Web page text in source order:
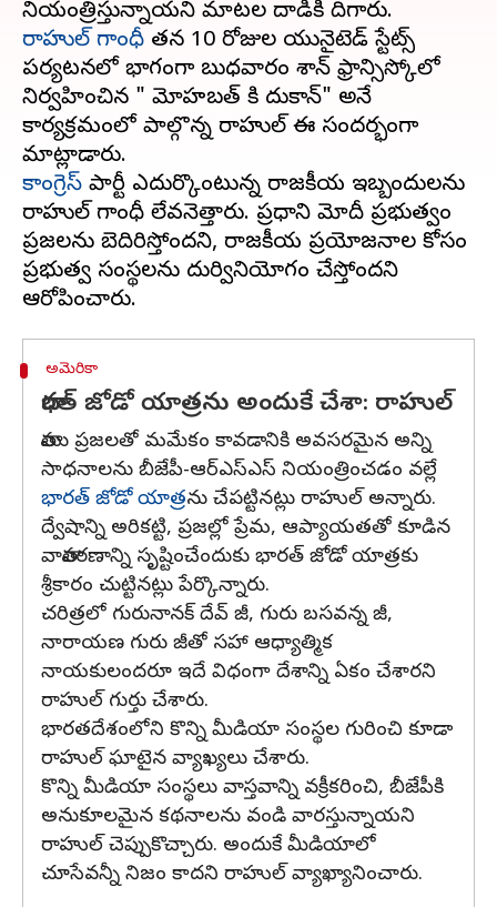
రాహుల్ గాంధీ తన 10 రోజుల యునైటెడ్ స్టేట్స్
పర్యటనలో భాగంగా బుధవారం శాన్ ఫ్రాన్సిస్కోలో
నిర్వహించిన " మోహబత్ కి దుకాన్" అనే
కార్యక్రమంలో పాల్గొన్న రాహుల్ ఈ సందర్భంగా
కాంగ్రెస్ పార్టీ ఎదుర్కొంటున్న రాజకీయ ఇబ్బందులను
రాహుల్ గాంధీ లేవనెత్తారు. ప్రధాని మోదీ ప్రభుత్వం
ప్రజలను బెదిరిస్తోందని, రాజకీయ ప్రయోజనాల కోసం
ప్రభుత్వ సంస్థలను దుర్వినియోగం చేస్తోందని
అమెరికా
భారత్‌ జోడో యాత్రను అందుకే చేశా: రాహుల్
తాము ప్రజలతో మమేకం కావడానికి అవసరమైన అన్ని
సాధనాలను బీజేపీ-ఆర్‌ఎస్‌ఎస్‌ నియంత్రించడం వల్లే
భారత్‌ జోడో యాత్రను చేపట్టినట్లు రాహుల్‌ అన్నారు.
ద్వేషాన్ని అరికట్టి, ప్రజల్లో ప్రేమ, ఆప్యాయతతో కూడిన
వాతావరణాన్ని సృష్టించేందుకు భారత్‌ జోడో యాత్రకు
శ్రీకారం చుట్టినట్లు పేర్కొన్నారు.
చరిత్రలో గురునానక్ దేవ్ జీ, గురు బసవన్న జీ,
నారాయణ గురు జీతో సహా ఆధ్యాత్మిక
నాయకులందరూ ఇదే విధంగా దేశాన్ని ఏకం చేశారని
రాహుల్ గుర్తు చేశారు.
భారతదేశంలోని కొన్ని మీడియా సంస్థల గురించి కూడా
రాహుల్ ఘాటైన వ్యాఖ్యలు చేశారు.
కొన్ని మీడియా సంస్థలు వాస్తవాన్ని వక్రీకరించి, బీజేపీకి
అనుకూలమైన కథనాలను వండి వారస్తున్నాయని
రాహుల్ చెప్పుకొచ్చారు. అందుకే మీడియాలో
చూసేవన్నీ నిజం కాదని రాహుల్ వ్యాఖ్యానించారు.